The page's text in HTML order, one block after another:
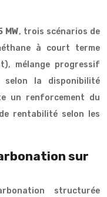
MW, trois scénarios de
à court terme
mélange progressif
selon la disponibilité
un renforcement du
rentabilité selon les
sur
structurée